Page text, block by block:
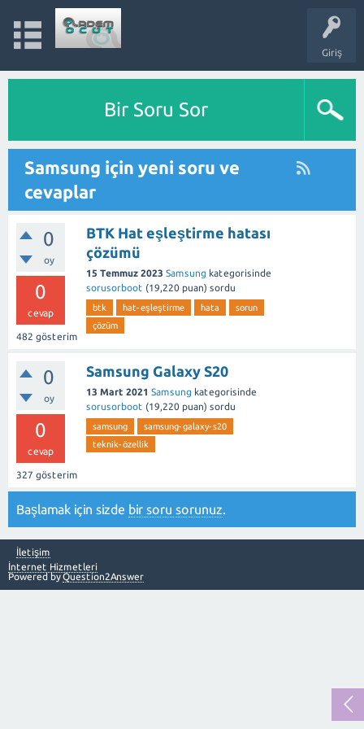
Giriş
Bir Soru Sor
Samsung için yeni soru ve
cevaplar
0
oy
0
cevap
482 gösterim
BTK Hat eşleştirme hatası
çözümü
15 Temmuz 2023 Samsung kategorisinde
sorusorboot (19,220 puan) sordu
btk hat-eşleştirme hata
sorun
çözüm
0
oy
0
cevap
327 gösterim
Samsung Galaxy S20
13 Mart 2021 Samsung kategorisinde
sorusorboot (19,220 puan) sordu
samsung
samsung-galaxy-s20
teknik-özellik
Başlamak için sizde bir soru sorunuz.
İletişim
İnternet Hizmetleri
Powered byQuestion2Answer